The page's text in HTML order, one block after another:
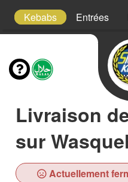
Kebabs Entrées
Livraison
sur
Actuellement